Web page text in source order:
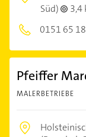
Süd)
3,4
0151 65
Pfeiffer
MALERBETRIEBE